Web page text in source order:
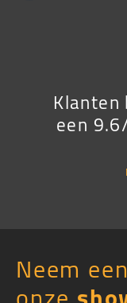
Klanten
een
Neem